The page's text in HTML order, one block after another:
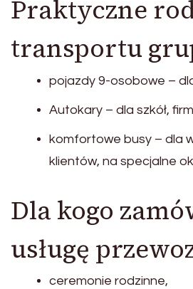
Praktyczne
transportu
pojazdy 9-osobowe –
Autokary – dla szkół,
komfortowe busy – dla
klientów, na specjalne
Dla kogo
usługę
ceremonie rodzinne,